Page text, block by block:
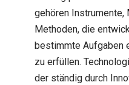
gehören Instrumente,
Methoden, die
bestimmte Aufgaben
zu erfüllen.
der ständig durch